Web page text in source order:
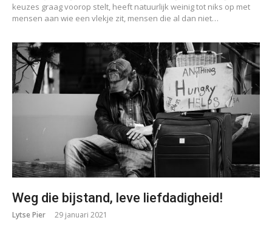
keuzes graag voorop stelt, heeft natuurlijk weinig tot niks op met
mensen aan wie een vlekje zit, mensen die al dan niet…
Weg die bijstand, leve liefdadigheid!
Lytse Pier 29 januari 2021